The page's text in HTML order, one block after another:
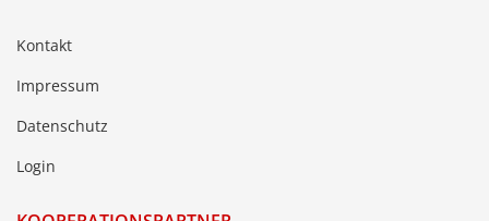
Kontakt
Impressum
Datenschutz
Login